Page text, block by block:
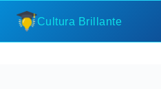
Saltar
contenido
Cultura Brillante